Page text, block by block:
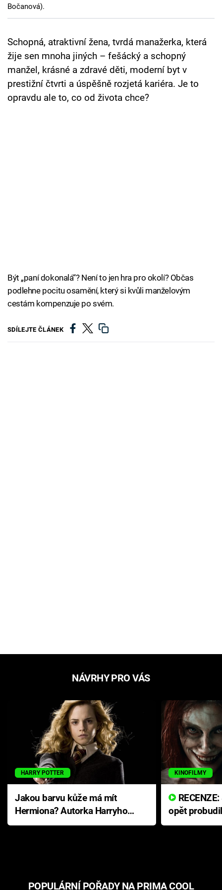
Cool Esport
TV Program
Sledujte prima+
Bočanová).
Schopná, atraktivní žena, tvrdá manažerka, která
žije sen mnoha jiných – fešácký a schopný
manžel, krásné a zdravé děti, moderní byt v
prestižní čtvrti a úspěšně rozjetá kariéra. Je to
opravdu ale to, co od života chce?
Být „paní dokonalá“? Není to jen hra pro okolí? Občas
podlehne pocitu osamění, který si kvůli manželovým
cestám kompenzuje po svém.
SDÍLEJTE ČLÁNEK
NÁVRHY PRO VÁS
HARRY POTTER
Jakou barvu kůže má mít
Hermiona? Autorka Harryho
Pottera přišla s ráznou
KINOFILMY
opět
přichází s
POPULÁRNÍ POŘADY NA PRIMA COOL